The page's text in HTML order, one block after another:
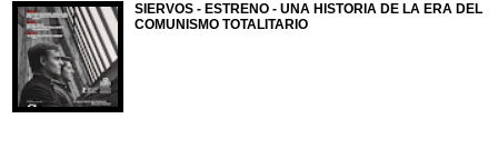
SIERVOS - ESTRENO - UNA HISTORIA DE LA ERA DEL
COMUNISMO TOTALITARIO